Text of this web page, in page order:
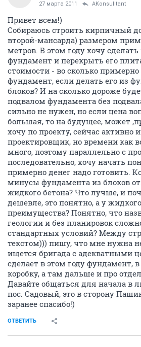
27 марта 2011 AKonsulltant
Привет всем!)
Собираюсь строить кирпичный
второй-мансарда) размером
метров. В этом году хочу
фундамент и перекрыть его
стоимости - во сколько примерно
фундамент, если делать его из
блоков? И на сколько дороже
подвалом фундамента без
сильно не нужен, но если цена
большая, то на будущее, может
хочу по проекту, сейчас активно
проектировщик, но времени как
много, поэтому параллельно с
последовательно, хочу начать
примерно денег надо готовить.
минусы фундамента из блоков
жидкого бетона? Что лучше, и
дешевле, это понятно, а у
преимущества? Понятно, что
геологии и без планировок
стандартных условий? Между
текстом))) пишу, что мне нужна
ищется бригада с адекватными
сделает в этом году фундамент,
коробку, а там дальше и про
Давайте общаться для начала в
пос. Садовый, это в сторону
заранее спасибо!)
ОТВЕТИТЬ